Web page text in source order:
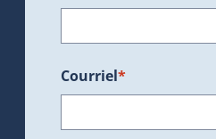
Courriel*